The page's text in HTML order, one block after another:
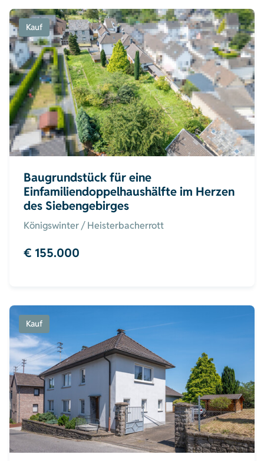
Kauf
Baugrundstück für eine
Einfamiliendoppelhaushälfte im Herzen
des Siebengebirges
Königswinter / Heisterbacherrott
€ 155.000
Kauf